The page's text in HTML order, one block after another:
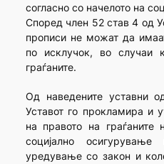
согласно со начелото на
Според член 52 став 4 од
прописи не можат да
по исклучок, во случаи
граѓаните.
Од наведените уставни
Уставот го прокламира и
на правото на граѓаните
социјално
уредување со закон и